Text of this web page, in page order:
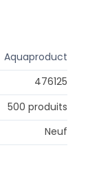
Aquaproduct
476125
500 produits
Neuf